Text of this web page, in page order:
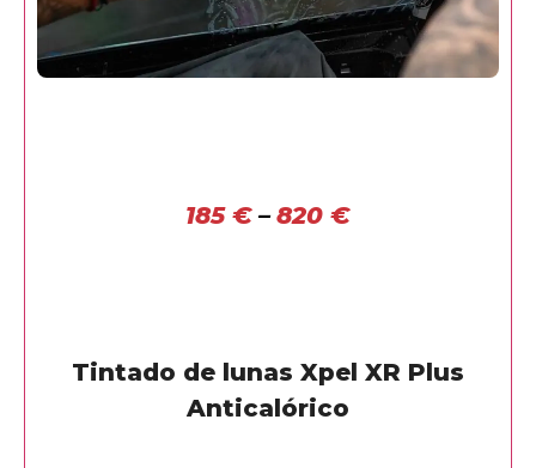
185 € – 820 €
Tintado de lunas Xpel XR Plus
Anticalórico